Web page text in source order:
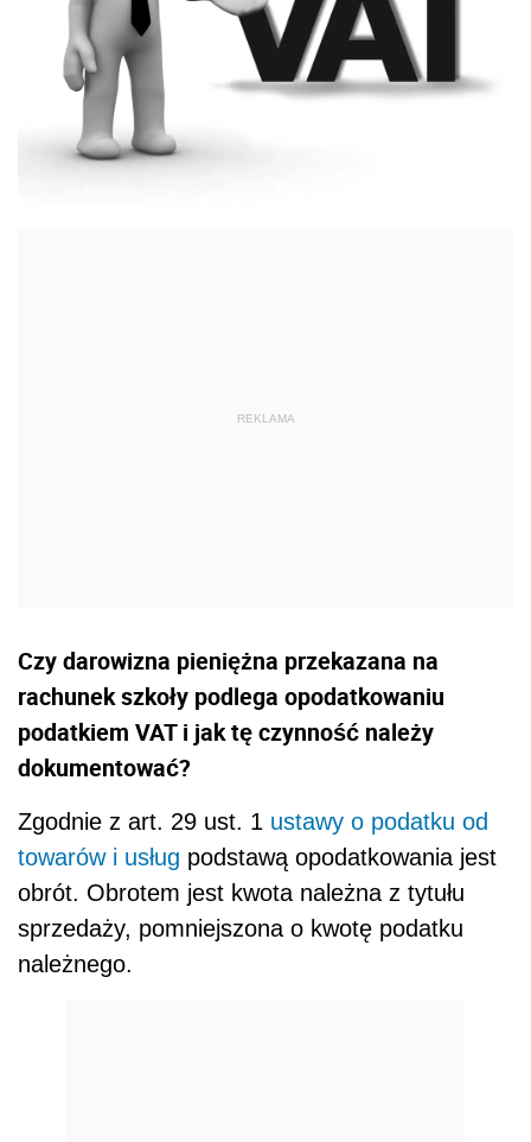
Czy darowizna pieniężna przekazana na
rachunek szkoły podlega opodatkowaniu
podatkiem VAT i jak tę czynność należy
dokumentować?
Zgodnie z art. 29 ust. 1 ustawy o podatku od
towarów i usług podstawą opodatkowania jest
obrót. Obrotem jest kwota należna z tytułu
sprzedaży, pomniejszona o kwotę podatku
należnego.